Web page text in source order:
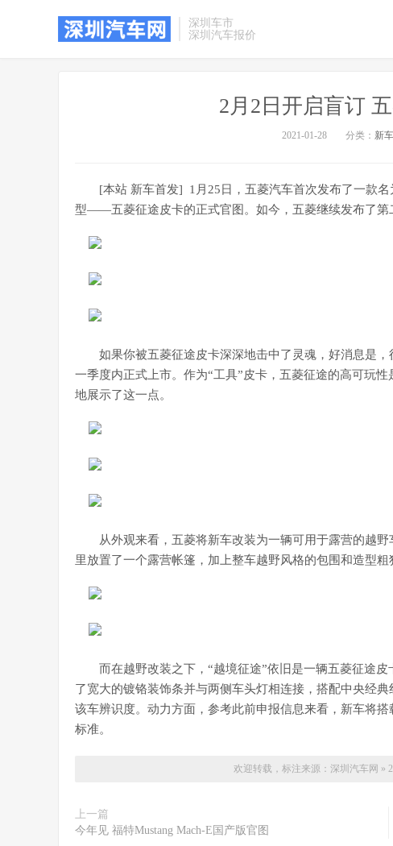
深圳车市
深圳汽车报价
2月2日开启盲订
2021-01-28 分类： 新
[本站 新车首发] 1月25日，五菱汽车首次发布了一款
型――五菱征途皮卡的正式官图。如今，五菱继续发布了
如果你被五菱征途皮卡深深地击中了灵魂，好消息是
一季度内正式上市。作为“工具”皮卡，五菱征途的高可玩
地展示了这一点。
从外观来看，五菱将新车改装为一辆可用于露营的越
里放置了一个露营帐篷，加上整车越野风格的包围和造型
而在越野改装之下，“越境征途”依旧是一辆五菱征途
了宽大的镀铬装饰条并与两侧车头灯相连接，搭配中央经
该车辨识度。动力方面，参考此前申报信息来看，新车将
标准。
欢迎转载，标注来源： 深圳汽车网 »
上一篇
今年见 福特Mustang Mach-E国产版官图